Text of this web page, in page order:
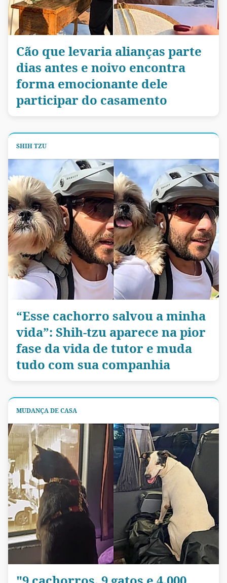
Cão que levaria alianças parte
dias antes e noivo encontra
forma emocionante dele
participar do casamento
SHIH TZU
“Esse cachorro salvou a minha
vida”: Shih-tzu aparece na pior
fase da vida de tutor e muda
tudo com sua companhia
MUDANÇA DE CASA